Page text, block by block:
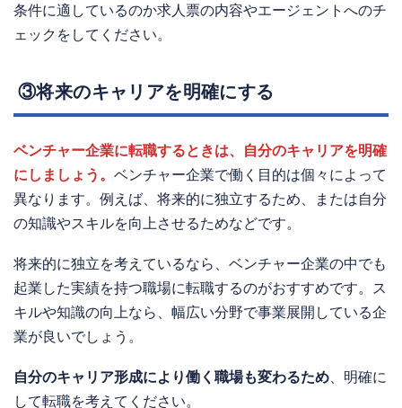
条件に適しているのか求人票の内容やエージェントへのチ
ェックをしてください。
③将来のキャリアを明確にする
ベンチャー企業に転職するときは、自分のキャリアを明確
にしましょう。 ベンチャー企業で働く目的は個々によって
異なります。例えば、将来的に独立するため、または自分
の知識やスキルを向上させるためなどです。
将来的に独立を考えているなら、ベンチャー企業の中でも
起業した実績を持つ職場に転職するのがおすすめです。ス
キルや知識の向上なら、幅広い分野で事業展開している企
業が良いでしょう。
自分のキャリア形成により働く職場も変わるため 、明確に
して転職を考えてください。